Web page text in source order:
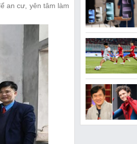
an cư, yên tâm làm